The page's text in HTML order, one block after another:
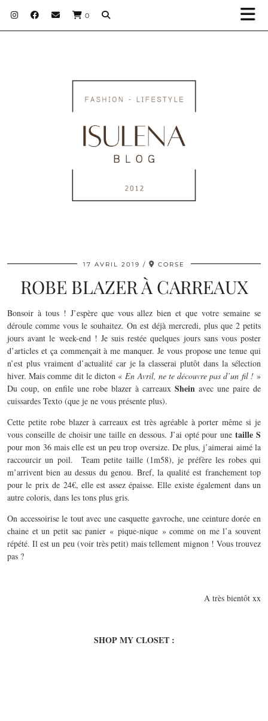
0
17 AVRIL 2019 CORSE
ROBE BLAZER À CARREAUX
Bonsoir à tous ! J’espère que vous allez bien et que votre semaine se
déroule comme vous le souhaitez. On est déjà mercredi, plus que 2 petits
jours avant le week-end ! Je suis restée quelques jours sans vous poster
d’articles et ça commençait à me manquer. Je vous propose une tenue qui
n’est plus vraiment d’actualité car je la classerai plutôt dans la sélection
hiver. Mais comme dit le dicton «En Avril, ne te découvre pas d’un fil !»
Du coup, on enfile une robe blazer à carreaux Shein avec une paire de
cuissardes Texto (que je ne vous présente plus).
Cette petite robe blazer à carreaux est très agréable à porter même si je
vous conseille de choisir une taille en dessous. J’ai opté pour unetaille S
pour mon 36 mais elle est un peu trop oversize. De plus, j’aimerai aimé la
raccourcir un poil. Team petite taille (1m58), je préfère les robes qui
m’arrivent bien au dessus du genou. Bref, la qualité est franchement top
pour le prix de 24€, elle est assez épaisse. Elle existe également dans un
autre coloris, dans les tons plus gris.
On accessoirise le tout avec une casquette gavroche, une ceinture dorée en
chaine et un petit sac panier « pique-nique » comme on me l’a souvent
répété. Il est un peu (voir très petit) mais tellement mignon ! Vous trouvez
pas ?
A très bientôt xx
SHOP MY CLOSET :